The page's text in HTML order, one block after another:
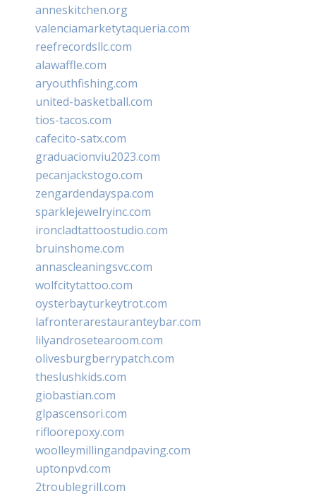
anneskitchen.org
valenciamarketytaqueria.com
reefrecordsllc.com
alawaffle.com
aryouthfishing.com
united-basketball.com
tios-tacos.com
cafecito-satx.com
graduacionviu2023.com
pecanjackstogo.com
zengardendayspa.com
sparklejewelryinc.com
ironcladtattoostudio.com
bruinshome.com
annascleaningsvc.com
wolfcitytattoo.com
oysterbayturkeytrot.com
lafronterarestauranteybar.com
lilyandrosetearoom.com
olivesburgberrypatch.com
theslushkids.com
giobastian.com
glpascensori.com
rifloorepoxy.com
woolleymillingandpaving.com
uptonpvd.com
2troublegrill.com